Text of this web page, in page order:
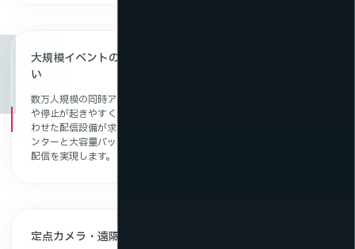
大規模イベントのライブストリーミングを安定して届けた
い
数万人規模の同時アクセスが発生するライブ配信では、映像の遅延
や停止が起きやすく、安定した配信を行うには、イベント規模に合
わせた配信設備が求められます。SmartSTREAMは、NTTのデータセ
ンターと大容量バックボーンにより、大規模イベントでも安定した
配信を実現します。
定点カメラ・遠隔地からモニタリングをしたい